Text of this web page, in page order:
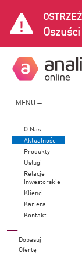
MENU
O Nas
Aktualności
Produkty
Usługi
Relacje
Inwestorskie
Klienci
Kariera
Kontakt
Dopasuj
Ofertę